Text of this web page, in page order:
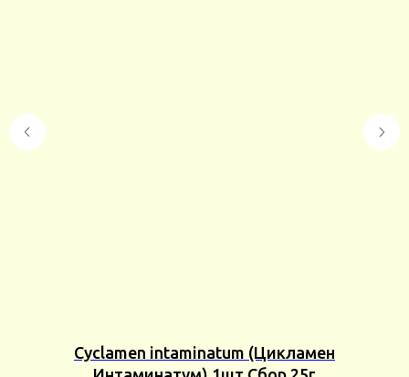
Cyclamen intaminatum (Цикламен